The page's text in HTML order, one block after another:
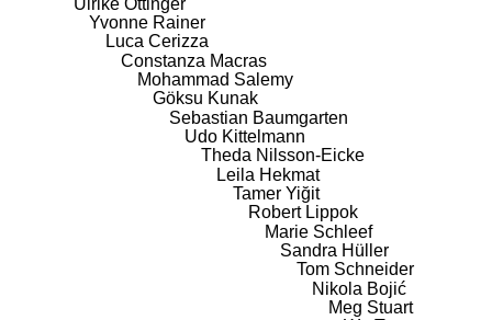
Yvonne Rainer
Luca Cerizza
Constanza Macras
Mohammad Salemy
Göksu Kunak
Sebastian Baumgarten
Udo Kittelmann
Theda Nilsson-Eicke
Leila Hekmat
Tamer Yiğit
Robert Lippok
Marie Schleef
Sandra Hüller
Tom Schneider
Nikola Bojić
Meg Stuart